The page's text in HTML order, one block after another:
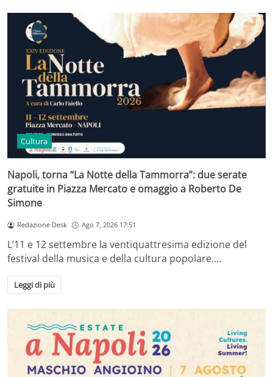
Cultura
Napoli, torna “La Notte della Tammorra”: due serate
gratuite in Piazza Mercato e omaggio a Roberto De
Simone
Redazione Desk Ago 7, 2026 17:51
L’11 e 12 settembre la ventiquattresima edizione del
festival della musica e della cultura popolare.…
Leggi di più